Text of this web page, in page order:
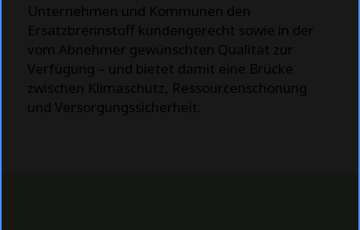
Unternehmen und Kommunen den
Ersatzbrennstoff kundengerecht sowie in der
vom Abnehmer gewünschten Qualität zur
Verfügung – und bietet damit eine Brücke
zwischen Klimaschutz, Ressourcenschonung
und Versorgungssicherheit.